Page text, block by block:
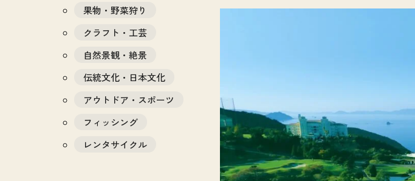
果物・野菜狩り
クラフト・工芸
自然景観・絶景
伝統文化・日本文化
アウトドア・スポーツ
フィッシング
レンタサイクル